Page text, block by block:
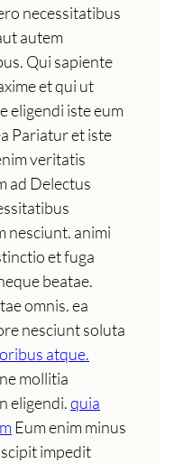
necessitatibus
autem
Qui sapiente
et qui ut
eligendi iste eum
Pariatur et iste
veritatis
ad Delectus
nesciunt. animi
et fuga
beatae.
omnis. ea
nesciunt soluta
atque.
mollitia
eligendi.quia
Eum enim minus
impedit